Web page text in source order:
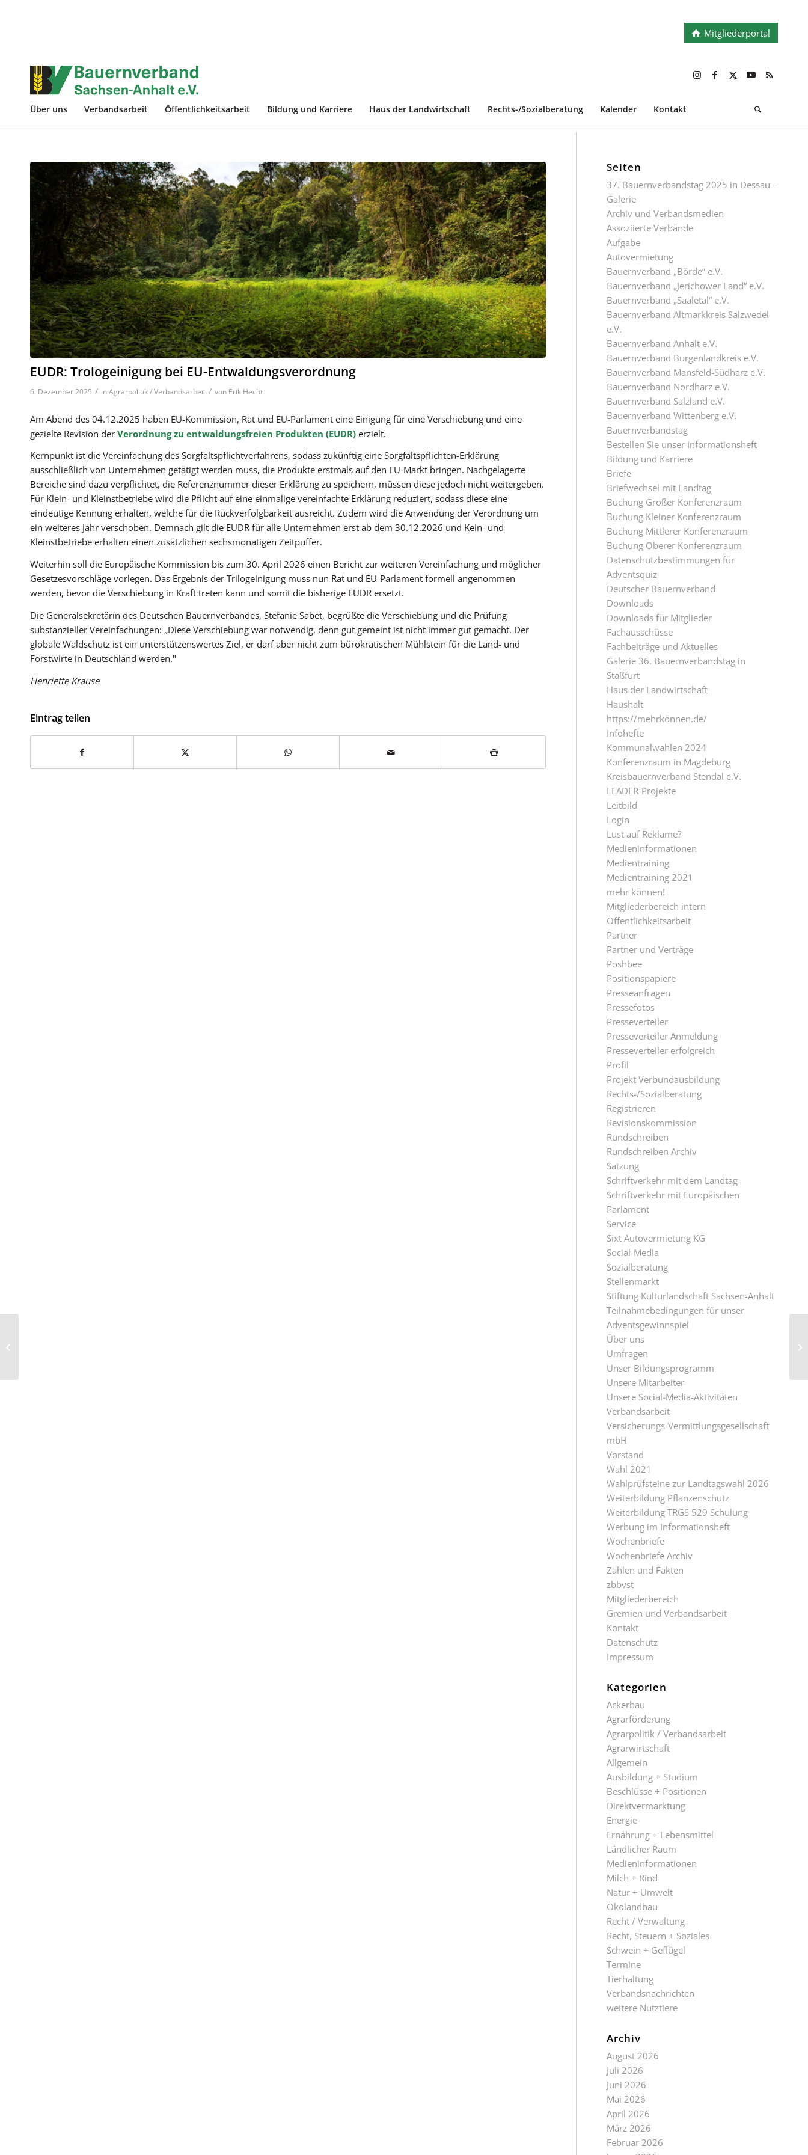
Mitgliederportal
Über uns Verbandsarbeit Öffentlichkeitsarbeit Bildung und Karriere Haus der Landwirtschaft Rechts-/Sozialberatung Kalender Kontakt
EUDR: Trologeinigung bei EU-Entwaldungsverordnung
6. Dezember 2025 / inAgrarpolitik / Verbandsarbeit / von Erik Hecht
Am Abend des 04.12.2025 haben EU-Kommission, Rat und EU-Parlament eine Einigung für eine Verschiebung und eine
gezielte Revision der Verordnung zu entwaldungsfreien Produkten (EUDR) erzielt.
Kernpunkt ist die Vereinfachung des Sorgfaltspflichtverfahrens, sodass zukünftig eine Sorgfaltspflichten-Erklärung
ausschließlich von Unternehmen getätigt werden muss, die Produkte erstmals auf den EU-Markt bringen. Nachgelagerte
Bereiche sind dazu verpflichtet, die Referenznummer dieser Erklärung zu speichern, müssen diese jedoch nicht weitergeben.
Für Klein- und Kleinstbetriebe wird die Pflicht auf eine einmalige vereinfachte Erklärung reduziert, sodass diese eine
eindeutige Kennung erhalten, welche für die Rückverfolgbarkeit ausreicht. Zudem wird die Anwendung der Verordnung um
ein weiteres Jahr verschoben. Demnach gilt die EUDR für alle Unternehmen erst ab dem 30.12.2026 und Kein- und
Kleinstbetriebe erhalten einen zusätzlichen sechsmonatigen Zeitpuffer.
Weiterhin soll die Europäische Kommission bis zum 30. April 2026 einen Bericht zur weiteren Vereinfachung und möglicher
Gesetzesvorschläge vorlegen. Das Ergebnis der Trilogeinigung muss nun Rat und EU-Parlament formell angenommen
werden, bevor die Verschiebung in Kraft treten kann und somit die bisherige EUDR ersetzt.
Die Generalsekretärin des Deutschen Bauernverbandes, Stefanie Sabet, begrüßte die Verschiebung und die Prüfung
substanzieller Vereinfachungen: „Diese Verschiebung war notwendig, denn gut gemeint ist nicht immer gut gemacht. Der
globale Waldschutz ist ein unterstützenswertes Ziel, er darf aber nicht zum bürokratischen Mühlstein für die Land- und
Forstwirte in Deutschland werden."
Henriette Krause
Eintrag teilen
Seiten
37. Bauernverbandstag 2025 in Dessau –
Galerie
Archiv und Verbandsmedien
Assoziierte Verbände
Aufgabe
Autovermietung
Bauernverband „Börde“ e.V.
Bauernverband „Jerichower Land“ e.V.
Bauernverband „Saaletal“ e.V.
Bauernverband Altmarkkreis Salzwedel
e.V.
Bauernverband Anhalt e.V.
Bauernverband Burgenlandkreis e.V.
Bauernverband Mansfeld-Südharz e.V.
Bauernverband Nordharz e.V.
Bauernverband Salzland e.V.
Bauernverband Wittenberg e.V.
Bauernverbandstag
Bestellen Sie unser Informationsheft
Bildung und Karriere
Briefe
Briefwechsel mit Landtag
Buchung Großer Konferenzraum
Buchung Kleiner Konferenzraum
Buchung Mittlerer Konferenzraum
Buchung Oberer Konferenzraum
Datenschutzbestimmungen für
Adventsquiz
Deutscher Bauernverband
Downloads
Downloads für Mitglieder
Fachausschüsse
Fachbeiträge und Aktuelles
Galerie 36. Bauernverbandstag in
Staßfurt
Haus der Landwirtschaft
Haushalt
https://mehrkönnen.de/
Infohefte
Kommunalwahlen 2024
Konferenzraum in Magdeburg
Kreisbauernverband Stendal e.V.
LEADER-Projekte
Leitbild
Login
Lust auf Reklame?
Medieninformationen
Medientraining
Medientraining 2021
mehr können!
Mitgliederbereich intern
Öffentlichkeitsarbeit
Partner
Partner und Verträge
Poshbee
Positionspapiere
Presseanfragen
Pressefotos
Presseverteiler
Presseverteiler Anmeldung
Presseverteiler erfolgreich
Profil
Projekt Verbundausbildung
Rechts-/Sozialberatung
Registrieren
Revisionskommission
Rundschreiben
Rundschreiben Archiv
Satzung
Schriftverkehr mit dem Landtag
Schriftverkehr mit Europäischen
Parlament
Service
Sixt Autovermietung KG
Social-Media
Sozialberatung
Stellenmarkt
Stiftung Kulturlandschaft Sachsen-Anhalt
Teilnahmebedingungen für unser
Adventsgewinnspiel
Über uns
Umfragen
Unser Bildungsprogramm
Unsere Mitarbeiter
Unsere Social-Media-Aktivitäten
Verbandsarbeit
Versicherungs-Vermittlungsgesellschaft
mbH
Vorstand
Wahl 2021
Wahlprüfsteine zur Landtagswahl 2026
Weiterbildung Pflanzenschutz
Weiterbildung TRGS 529 Schulung
Werbung im Informationsheft
Wochenbriefe
Wochenbriefe Archiv
Zahlen und Fakten
zbbvst
Mitgliederbereich
Gremien und Verbandsarbeit
Kontakt
Datenschutz
Impressum
Kategorien
Ackerbau
Agrarförderung
Agrarpolitik / Verbandsarbeit
Agrarwirtschaft
Allgemein
Ausbildung + Studium
Beschlüsse + Positionen
Direktvermarktung
Energie
Ernährung + Lebensmittel
Ländlicher Raum
Medieninformationen
Milch + Rind
Natur + Umwelt
Ökolandbau
Recht / Verwaltung
Recht, Steuern + Soziales
Schwein + Geflügel
Termine
Tierhaltung
Verbandsnachrichten
weitere Nutztiere
Archiv
August 2026
Juli 2026
Juni 2026
Mai 2026
April 2026
März 2026
Februar 2026